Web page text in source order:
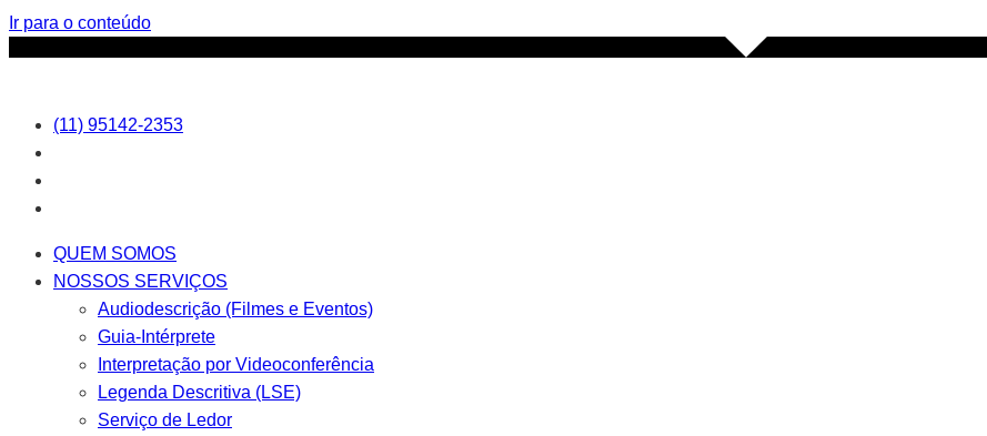
Ir para o conteúdo
(11) 95142-2353
QUEM SOMOS
NOSSOS SERVIÇOS
Audiodescrição (Filmes e Eventos)
Guia-Intérprete
Interpretação por Videoconferência
Legenda Descritiva (LSE)
Serviço de Ledor